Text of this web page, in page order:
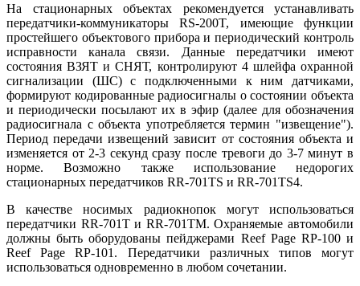
На стационарных объектах рекомендуется устанавливать
передатчики-коммуникаторы RS-200T, имеющие функции
простейшего объектового прибора и периодический контроль
исправности канала связи. Данные передатчики имеют
состояния ВЗЯТ и СНЯТ, контролируют 4 шлейфа охранной
сигнализации (ШС) с подключенными к ним датчиками,
формируют кодированные радиосигналы о состоянии объекта
и периодически посылают их в эфир (далее для обозначения
радиосигнала с объекта употребляется термин "извещение").
Период передачи извещений зависит от состояния объекта и
изменяется от 2-3 секунд сразу после тревоги до 3-7 минут в
норме. Возможно также использование недорогих
стационарных передатчиков RR-701TS и RR-701TS4.
В качестве носимых радиокнопок могут использоваться
передатчики RR-701T и RR-701ТМ. Охраняемые автомобили
должны быть оборудованы пейджерами Reef Page RP-100 и
Reef Page RP-101. Передатчики различных типов могут
использоваться одновременно в любом сочетании.